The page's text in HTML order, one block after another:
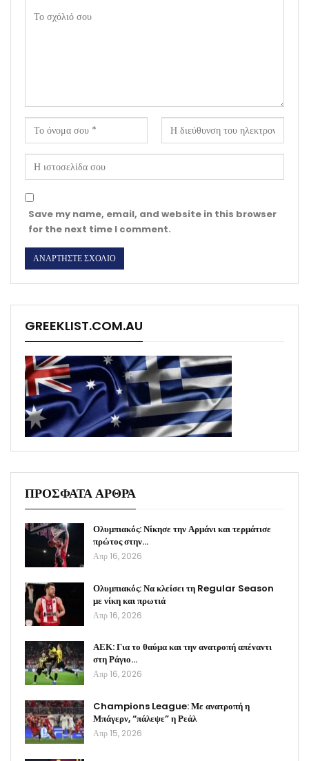
Save my name, email, and website in this browser
for the next time I comment.
GREEKLIST.COM.AU
ΠΡΟΣΦΑΤΑ ΑΡΘΡΑ
Ολυμπιακός: Νίκησε την Αρμάνι και τερμάτισε
πρώτος στην…
Απρ 16, 2026
Ολυμπιακός: Να κλείσει τη Regular Season
με νίκη και πρωτιά
Απρ 16, 2026
ΑΕΚ: Για το θαύμα και την ανατροπή απέναντι
στη Ράγιο…
Απρ 16, 2026
Champions League: Με ανατροπή η
Μπάγερν, “πάλεψε” η Ρεάλ
Απρ 15, 2026